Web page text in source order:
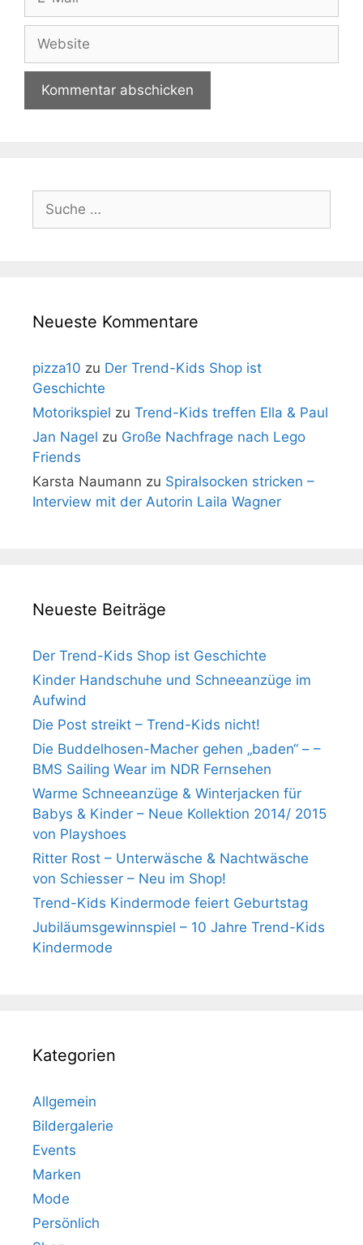
Website
Suche
nach:
Neueste Kommentare
pizza10 zu Der Trend-Kids Shop ist
Geschichte
Motorikspiel zu Trend-Kids treffen Ella & Paul
Jan Nagel zu Große Nachfrage nach Lego
Friends
Karsta Naumann zu Spiralsocken stricken –
Interview mit der Autorin Laila Wagner
Neueste Beiträge
Der Trend-Kids Shop ist Geschichte
Kinder Handschuhe und Schneeanzüge im
Aufwind
Die Post streikt – Trend-Kids nicht!
Die Buddelhosen-Macher gehen „baden“ – –
BMS Sailing Wear im NDR Fernsehen
Warme Schneeanzüge & Winterjacken für
Babys & Kinder – Neue Kollektion 2014/ 2015
von Playshoes
Ritter Rost – Unterwäsche & Nachtwäsche
von Schiesser – Neu im Shop!
Trend-Kids Kindermode feiert Geburtstag
Jubiläumsgewinnspiel – 10 Jahre Trend-Kids
Kindermode
Kategorien
Allgemein
Bildergalerie
Events
Marken
Mode
Persönlich